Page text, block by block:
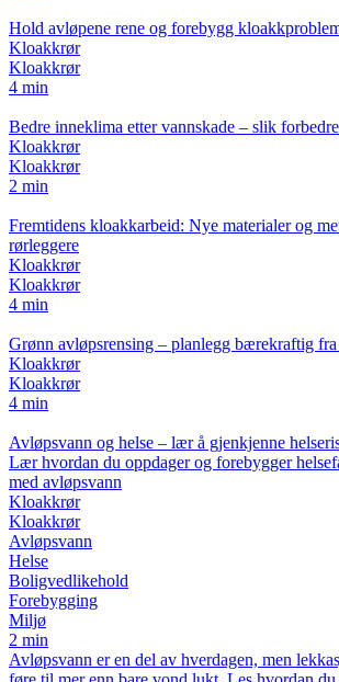
Hold avløpene rene og forebygg
Kloakkrør
Kloakkrør
4 min
Bedre inneklima etter vannskade – slik
Kloakkrør
Kloakkrør
2 min
Fremtidens kloakkarbeid: Nye materialer og
rørleggere
Kloakkrør
Kloakkrør
4 min
Grønn avløpsrensing – planlegg bærekraftig fra
Kloakkrør
Kloakkrør
4 min
Avløpsvann og helse – lær å gjenkjenne
Lær hvordan du oppdager og forebygger
med avløpsvann
Kloakkrør
Kloakkrør
Avløpsvann
Helse
Boligvedlikehold
Forebygging
Miljø
2 min
Avløpsvann er en del av hverdagen, men